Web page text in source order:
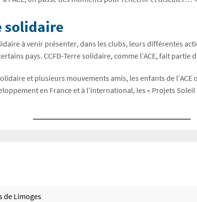
solidaire
à venir présenter, dans les clubs, leurs différentes
pays. CCFD-Terre solidaire, comme l’ACE, fait partie
et plusieurs mouvements amis, les enfants de
en France et à l’international, les « Projets
de Limoges